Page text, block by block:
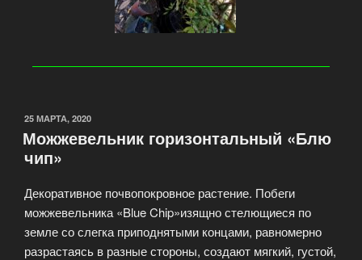
25 МАРТА, 2020
Можжевельник горизонтальный «Блю
чип»
Декоративное почвопокровное растение. Побеги
можжевельника «Blue Chip»изящно стелющиеся по
земле со слегка приподнятыми концами, равномерно
разрастаясь в разные стороны, создают мягкий, густой,